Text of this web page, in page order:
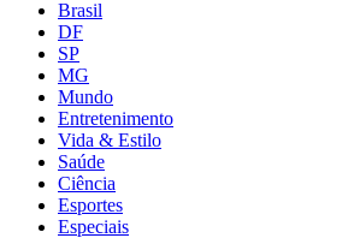
Brasil
DF
SP
MG
Mundo
Entretenimento
Vida & Estilo
Saúde
Ciência
Esportes
Especiais